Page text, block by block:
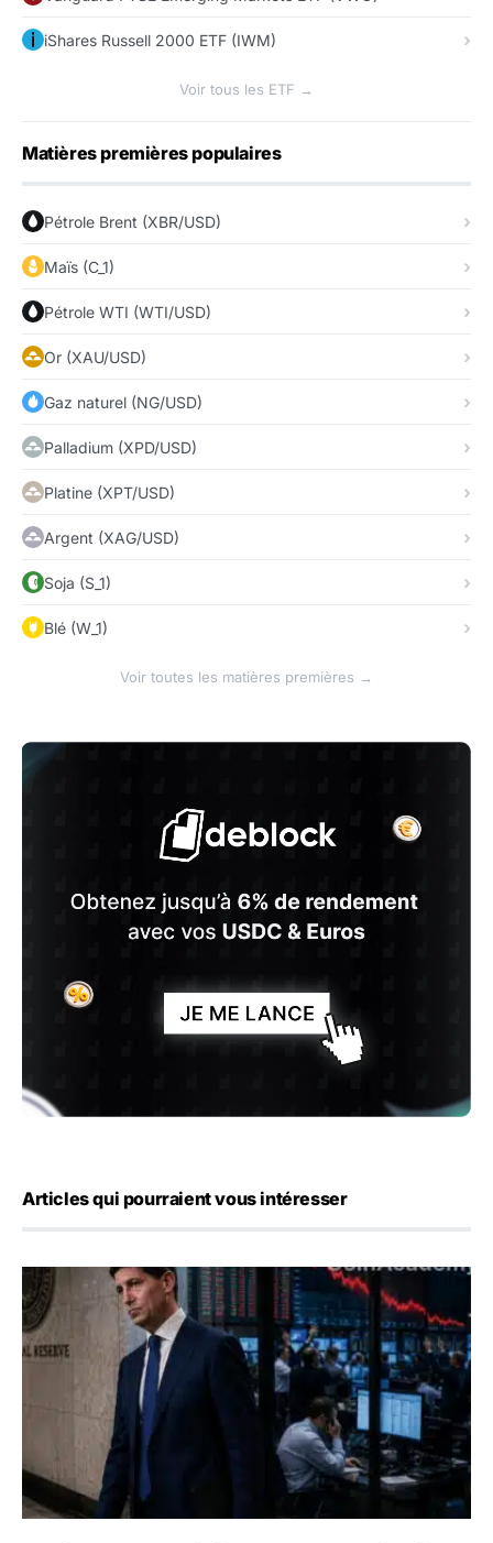
iShares Russell 2000 ETF (IWM)
Voir tous les ETF →
Matières premières populaires
Pétrole Brent (XBR/USD)
Maïs (C_1)
Pétrole WTI (WTI/USD)
Or (XAU/USD)
Gaz naturel (NG/USD)
Palladium (XPD/USD)
Platine (XPT/USD)
Argent (XAG/USD)
Soja (S_1)
Blé (W_1)
Voir toutes les matières premières →
Articles qui pourraient vous intéresser
Kevin Warsh maintient sa communication minimaliste